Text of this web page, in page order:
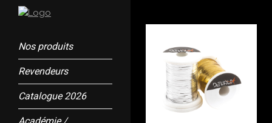
Nos produits
Revendeurs
Catalogue 2026